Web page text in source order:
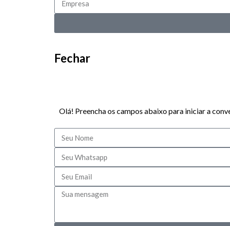
Fechar
Olá! Preencha os campos abaixo para iniciar a